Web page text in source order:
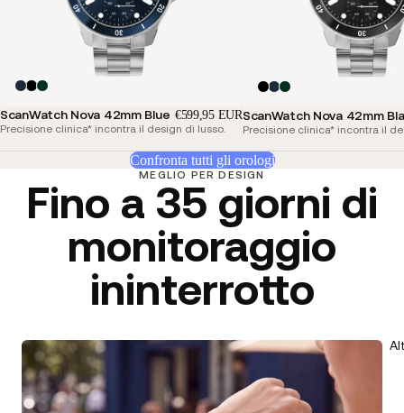
ScanWatch Nova 42mm Blue €599,95 EUR
Precisione clinica* incontra il design di lusso.
ScanWatch Nova 42mm
Precisione clinica* incontra il
Confronta tutti gli orologi
MEGLIO PER DESIGN
Fino a 35 giorni di
monitoraggio
ininterrotto